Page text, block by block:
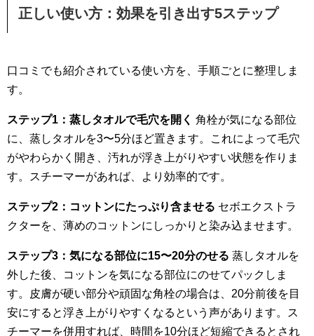
正しい使い方：効果を引き出す5ステップ
口コミでも紹介されている使い方を、手順ごとに整理しま
す。
ステップ1：蒸しタオルで毛穴を開く 角栓が気になる部位
に、蒸しタオルを3〜5分ほど置きます。これによって毛穴
がやわらかく開き、汚れが浮き上がりやすい状態を作りま
す。スチーマーがあれば、より効率的です。
ステップ2：コットンにたっぷり含ませる セボエクストラ
クターを、薄めのコットンにしっかりと染み込ませます。
ステップ3：気になる部位に15〜20分のせる 蒸しタオルを
外した後、コットンを気になる部位にのせてパックしま
す。皮膚が硬い部分や頑固な角栓の場合は、20分前後を目
安にすると浮き上がりやすくなるという声があります。ス
チーマーを併用すれば、時間を10分ほど短縮できるとされ